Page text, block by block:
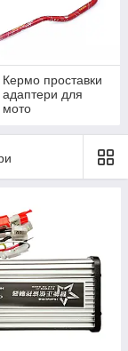
Кермо проставки
адаптери для
мото